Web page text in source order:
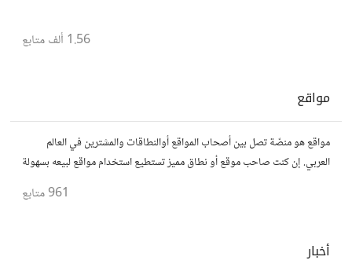
1.56 ألف متابع
مواقع
مواقع هو منصّة تصل بين أصحاب المواقع أوالنطاقات والمشترين في العالم
العربي. إن كنت صاحب موقع أو نطاق مميز تستطيع استخدام مواقع لبيعه بسهولة
961متابع
أخبار